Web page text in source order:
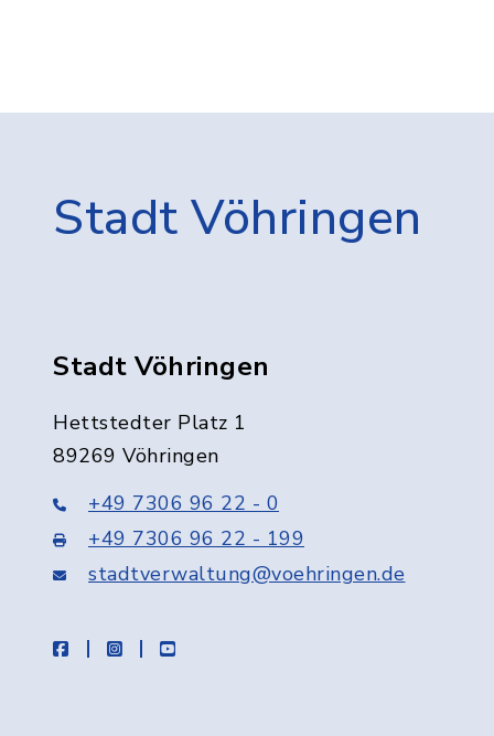
Stadt Vöhringen
Stadt Vöhringen
Hettstedter Platz 1
89269 Vöhringen
+49 7306 96 22 - 0
+49 7306 96 22 - 199
stadtverwaltung@voehringen.de
facebookinstagramyoutube